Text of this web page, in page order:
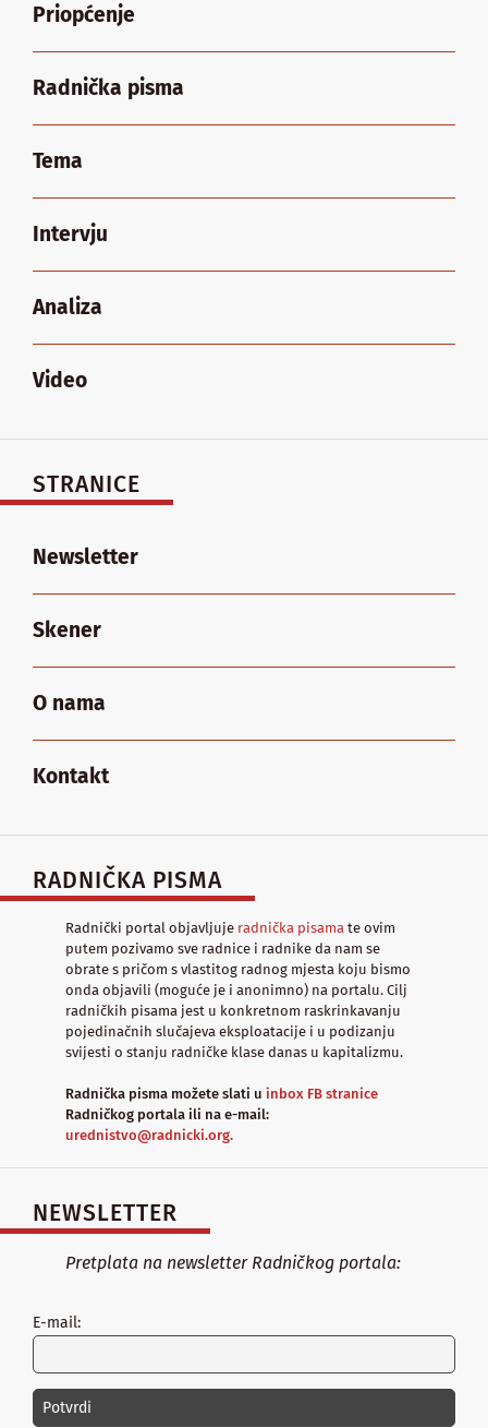
Priopćenje
Radnička pisma
Tema
Intervju
Analiza
Video
STRANICE
Newsletter
Skener
O nama
Kontakt
RADNIČKA PISMA
Radnički portal objavljuje radnička pisama te ovim
putem pozivamo sve radnice i radnike da nam se
obrate s pričom s vlastitog radnog mjesta koju bismo
onda objavili (moguće je i anonimno) na portalu. Cilj
radničkih pisama jest u konkretnom raskrinkavanju
pojedinačnih slučajeva eksploatacije i u podizanju
svijesti o stanju radničke klase danas u kapitalizmu.
Radnička pisma možete slati u inbox FB stranice
Radničkog portala ili na e-mail:
urednistvo@radnicki.org.
NEWSLETTER
Pretplata na newsletter Radničkog portala:
E-mail: